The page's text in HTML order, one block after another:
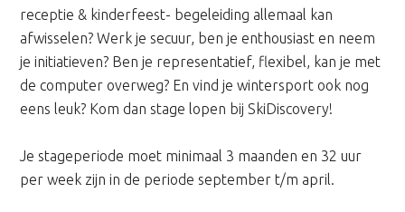
receptie & kinderfeest- begeleiding allemaal kan
afwisselen? Werk je secuur, ben je enthousiast en neem
je initiatieven? Ben je representatief, flexibel, kan je met
de computer overweg? En vind je wintersport ook nog
eens leuk? Kom dan stage lopen bij SkiDiscovery!
Je stageperiode moet minimaal 3 maanden en 32 uur
per week zijn in de periode september t/m april.